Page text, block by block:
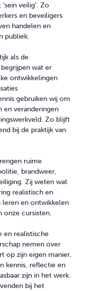
veilig’. Zo
en beveiligers
handelen en
publiek.
als de
wat er
ontwikkelingen
gebruiken wij om
en veranderingen
Zo blijft
bij de praktijk van
ruime
brandweer,
Zij weten wat
realistisch en
leren en ontwikkelen
onze cursisten.
en realistische
nemen over
op zijn eigen manier,
kennis, reflectie en
zijn in het werk.
bij het